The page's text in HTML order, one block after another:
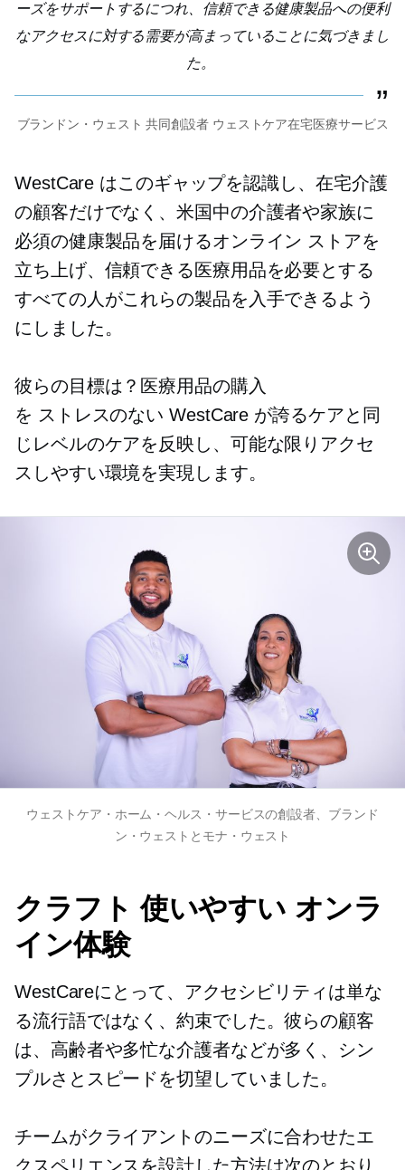
ーズをサポートするにつれ、信頼できる健康製品への便利
なアクセスに対する需要が高まっていることに気づきまし
た。
ブランドン・ウェスト共同創設者ウェストケア在宅医療サービス
WestCare はこのギャップを認識し、在宅介護
の顧客だけでなく、米国中の介護者や家族に
必須の健康製品を届けるオンライン ストアを
立ち上げ、信頼できる医療用品を必要とする
すべての人がこれらの製品を入手できるよう
にしました。
彼らの目標は？医療用品の購入
を ストレスのない WestCare が誇るケアと同
じレベルのケアを反映し、可能な限りアクセ
スしやすい環境を実現します。
ウェストケア・ホーム・ヘルス・サービスの創設者、ブランド
ン・ウェストとモナ・ウェスト
クラフト使いやすい オンラ
イン体験
WestCareにとって、アクセシビリティは単な
る流行語ではなく、約束でした。彼らの顧客
は、高齢者や多忙な介護者などが多く、シン
プルさとスピードを切望していました。
チームがクライアントのニーズに合わせたエ
クスペリエンスを設計した方法は次のとおり